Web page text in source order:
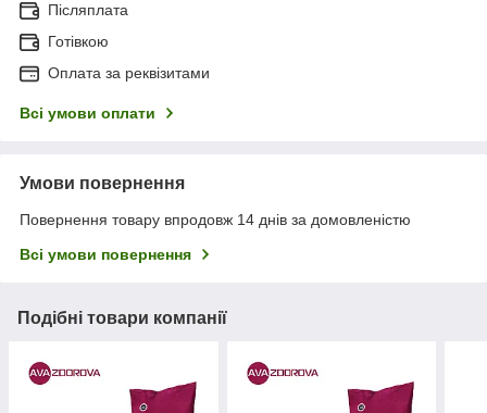
Післяплата
Готівкою
Оплата за реквізитами
Всі умови оплати
Умови повернення
Повернення товару впродовж 14 днів за домовленістю
Всі умови повернення
Подібні товари компанії